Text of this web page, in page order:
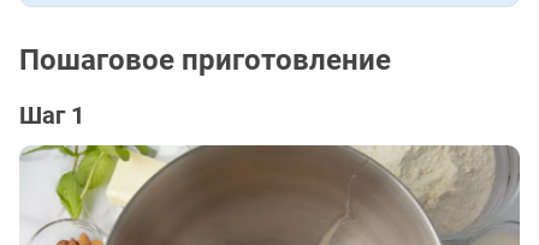
Пошаговое приготовление
Шаг 1